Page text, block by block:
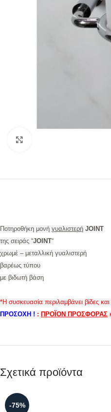
Ποτηροθήκη μονή γυαλιστερή JOINT
της σειράς “JOINT“
χρωμέ – μεταλλική γυαλιστερή
βαρέως τύπου
με βιδωτή βάση
*Η συσκευασία περιλαμβάνει βίδες
ΠΡΟΣΟΧΗ ! : ΠΡΟΪΟΝ ΠΡΟΣΦΟΡΑΣ
Σχετικά προϊόντα
-75%